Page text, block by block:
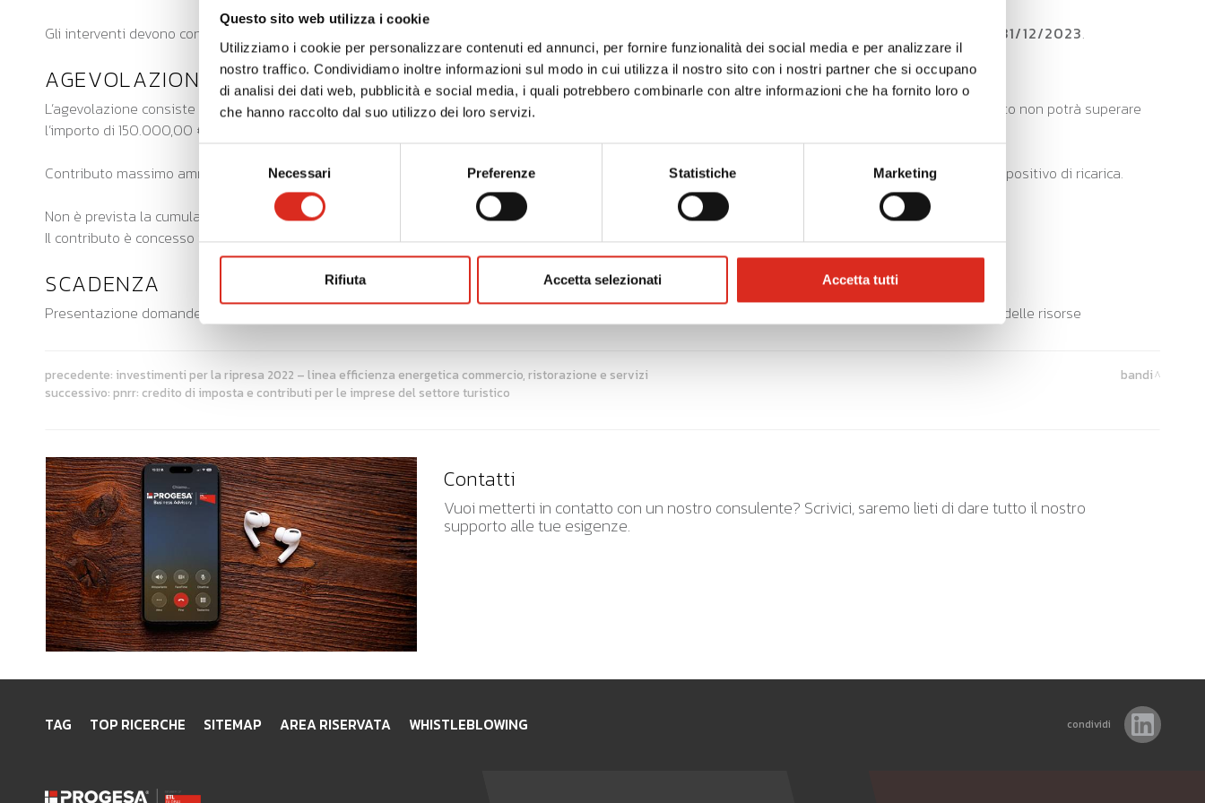
Questo sito web utilizza i cookie
Utilizziamo i cookie per personalizzare contenuti ed annunci, per fornire funzionalità dei social media e per analizzare il
nostro traffico. Condividiamo inoltre informazioni sul modo in cui utilizza il nostro sito con i nostri partner che si occupano
di analisi dei dati web, pubblicità e social media, i quali potrebbero combinarle con altre informazioni che ha fornito loro o
che hanno raccolto dal suo utilizzo dei loro servizi.
del
Necessari Preferenze Statistiche Marketing
Rifiuta Accetta selezionati Accetta tutti
Gli interventi devono concludersi con esito positivo del collaudo finale, messa in esercizio effettiva e rendicontazione sul portale bandionline
entro il 31/12/2023.
AGEVOLAZIONE
L’agevolazione consiste nella concessione di uncontributo a fondo perduto
e comunque il contributo non potrà superare
l’importo di 150.000,00 €.
Contributo massimo ammissibile da 1.500 euro a 95.000 euro per singolo dispositivo in funzione della potenza (Kw) e della modalità di corrente del dispositivo di ricarica.
Non è prevista la cumulabilità con altri contributi per investimento di natura regionale, statale e comunitaria per le medesime opere.
Il contributo è concesso in regime di aiuto di Stato “de minimis”.
SCADENZA
Presentazione domande salvo chiusura anticipata per esaurimento delle risorse
precedente: investimenti per la ripresa 2022 – linea efficienza energetica commercio, ristorazione e servizi
successivo: pnrr: credito di imposta e contributi per le imprese del settore turistico
bandi
Contatti
Vuoi metterti in contatto con un nostro consulente? Scrivici, saremo lieti di dare tutto il nostro
supporto alle tue esigenze.
TAG TOP RICERCHE SITEMAP AREA RISERVATA WHISTLEBLOWING condividi